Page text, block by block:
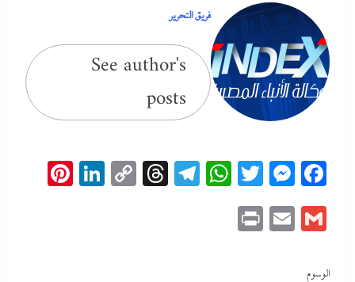
فريق التحرير
See author's
posts
Facebook
Messenger
Twitter
WhatsApp
Telegram
Threads
Copy
Gmail
Email
الوسوم